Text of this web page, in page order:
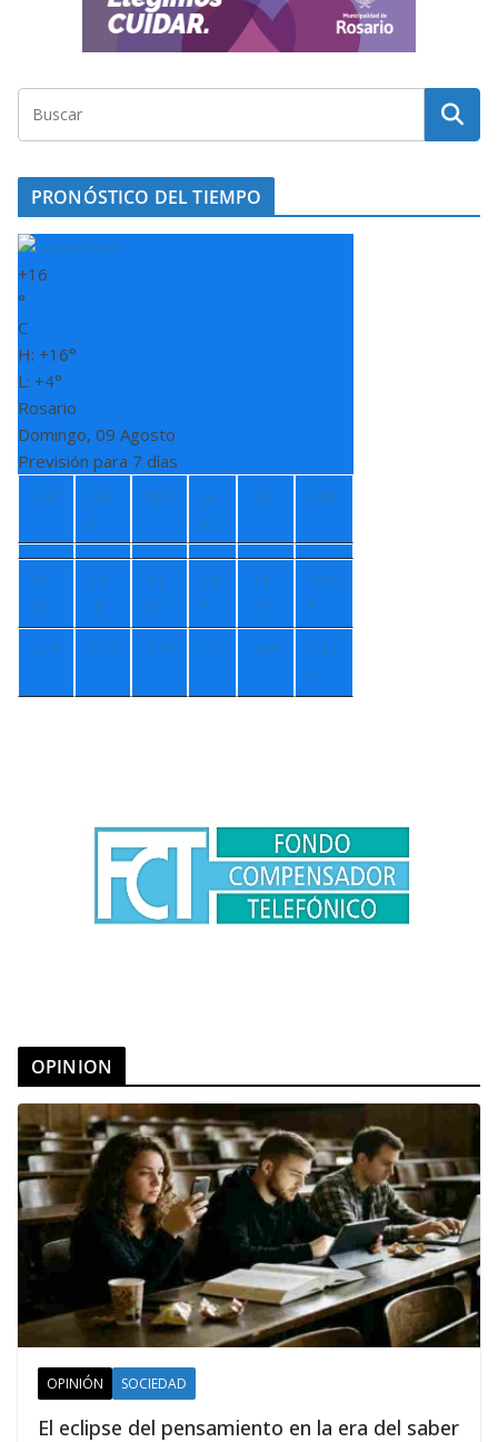
PRONÓSTICO DEL TIEMPO
+16
°
C
H: +16°
L: +4°
Rosario
Domingo, 09 Agosto
Previsión para 7 días
Lun
Ma
r
Mié
Ju
e
Vie Sáb
+1
6°
+1
4°
+1
0°
+8
°
+1
2°
+17
°
+1° +1° +7° +7
°
+8° +11
°
OPINION
OPINIÓN SOCIEDAD
El eclipse del pensamiento en la era del saber